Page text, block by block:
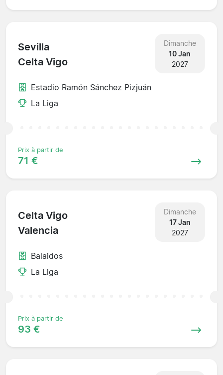
Sevilla
Celta Vigo
Dimanche
10 Jan
2027
Estadio Ramón Sánchez Pizjuán
La Liga
Prix à partir de
71 €
Celta Vigo
Valencia
Dimanche
17 Jan
2027
Balaidos
La Liga
Prix à partir de
93 €